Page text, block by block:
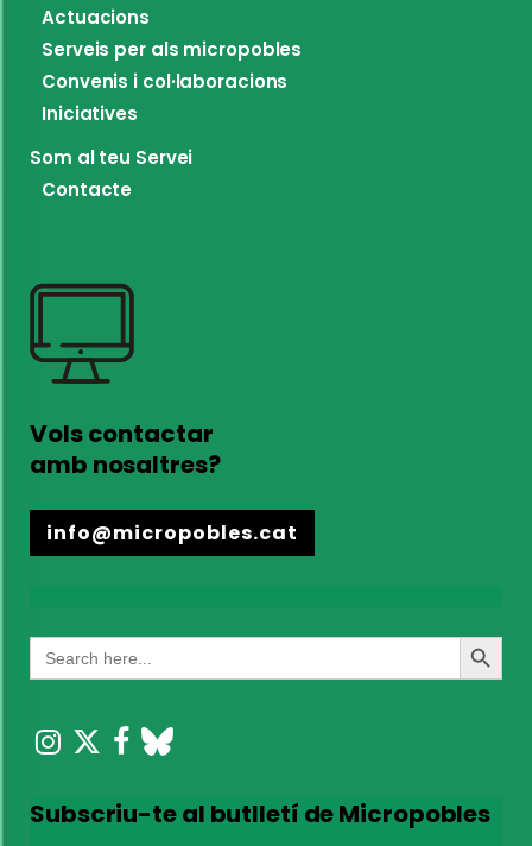
Actuacions
Serveis per als micropobles
Convenis i col·laboracions
Iniciatives
Som al teu Servei
Contacte
Vols contactar
amb nosaltres?
info@micropobles.cat
Search
for:
Search
Button
Subscriu-te al butlletí de Micropobles